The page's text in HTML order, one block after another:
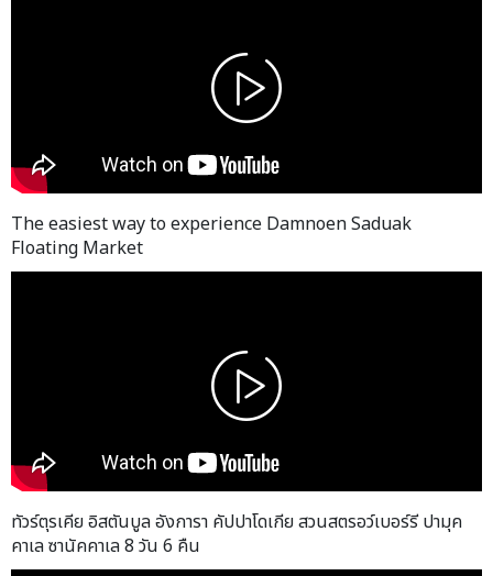
The easiest way to experience Damnoen Saduak
Floating Market
ทัวร์ตุรเคีย อิสตันบูล อังการา คัปปาโดเกีย สวนสตรอว์เบอร์รี ปามุค
คาเล ซานัคคาเล 8 วัน 6 คืน